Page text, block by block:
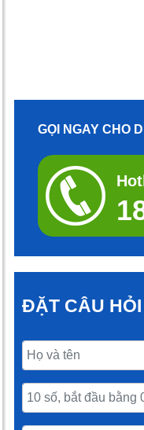
GỌI NGAY CHO
ĐẶT CÂU